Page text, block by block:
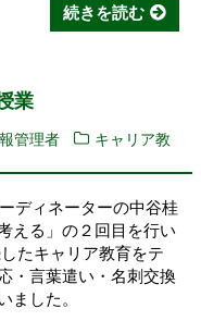
続きを読む
業
管理者
キャリア教
ディネーターの中谷桂
える」の２回目を行い
たキャリア教育をテ
・言葉遣い・名刺交換
ました。